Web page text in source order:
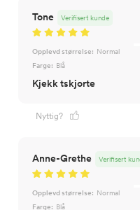
Tone Verifisert kunde
Opplevd størrelse: Normal
Farge: Blå
Kjekk tskjorte
Nyttig?
Anne-Grethe Verifisert
Opplevd størrelse: Normal
Farge: Blå